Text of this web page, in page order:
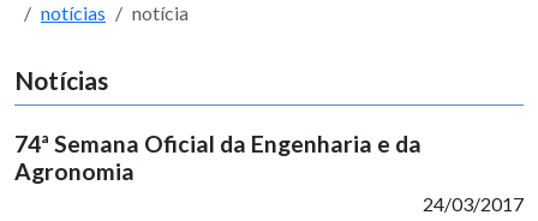
notícias notícia
Notícias
74ª Semana Oficial da Engenharia e da
Agronomia
24/03/2017